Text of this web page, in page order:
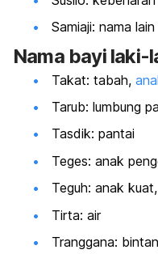
Samiaji: nama
Nama bayi laki-
Takat: tabah,
Tarub: lumbung
Tasdik: pantai
Teges: anak
Teguh: anak
Tirta: air
Tranggana: